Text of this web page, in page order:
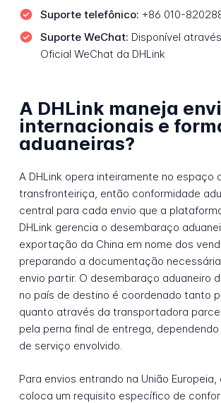
Suporte telefônico: +86 010-
Suporte WeChat: Disponível
Oficial WeChat da DHLink
A DHLink maneja
internacionais e
aduaneiras?
A DHLink opera inteiramente no espaço
transfronteiriça, então conformidade
central para cada envio que a
DHLink gerencia o desembaraço
exportação da China em nome dos
preparando a documentação
envio partir. O desembaraço aduaneiro
no país de destino é coordenado tanto
quanto através da transportadora
pela perna final de entrega,
de serviço envolvido.
Para envios entrando na União Europeia,
coloca um requisito específico de